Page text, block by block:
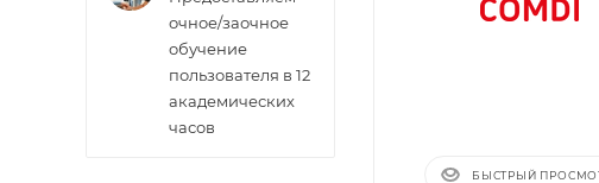
БЫСТРЫЙ
очное/заочное
обучение
пользователя в 12
академических
часов